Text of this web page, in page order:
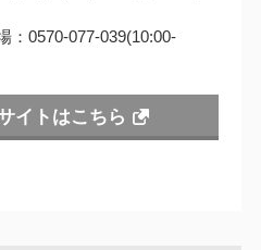
0570-077-039(10:00-
イトはこちら